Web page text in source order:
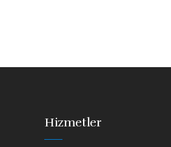
Hizmetler